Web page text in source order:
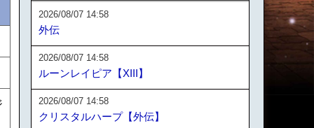
2026/08/07 14:58
外伝
2026/08/07 14:58
ルーンレイピア【XIII】
2026/08/07 14:58
クリスタルハープ【外伝】